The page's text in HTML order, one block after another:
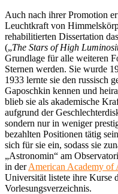
Auch nach ihrer Promotion
Leuchtkraft von
rehabilitierten Dissertation
(„The Stars of High
Grundlage für alle weiteren
Sternen werden. Sie wurde
1933 lernte sie den russisch
Gaposchkin kennen und
blieb sie als akademische
aufgrund der
sondern nur in weniger
bezahlten Positionen tätig
sich für sie ein, sodass sie
„Astronomin“ am
in derAmerican Academy of
Universität listete ihre Kurse
Vorlesungsverzeichnis.